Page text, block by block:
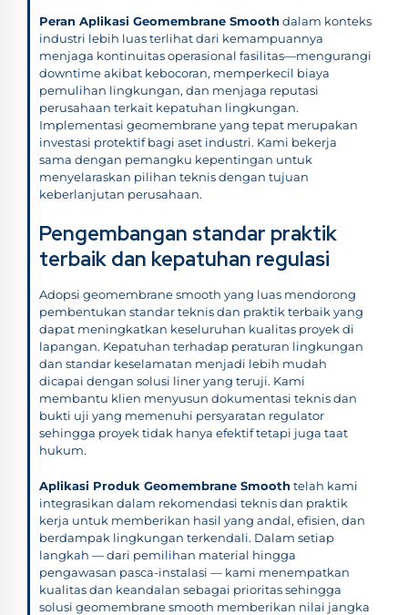
Peran Aplikasi Geomembrane Smoothdalam konteks
industri lebih luas terlihat dari kemampuannya
menjaga kontinuitas operasional fasilitas—mengurangi
downtime akibat kebocoran, memperkecil biaya
pemulihan lingkungan, dan menjaga reputasi
perusahaan terkait kepatuhan lingkungan.
Implementasi geomembrane yang tepat merupakan
investasi protektif bagi aset industri. Kami bekerja
sama dengan pemangku kepentingan untuk
menyelaraskan pilihan teknis dengan tujuan
keberlanjutan perusahaan.
Pengembangan standar praktik
terbaik dan kepatuhan regulasi
Adopsi geomembrane smooth yang luas mendorong
pembentukan standar teknis dan praktik terbaik yang
dapat meningkatkan keseluruhan kualitas proyek di
lapangan. Kepatuhan terhadap peraturan lingkungan
dan standar keselamatan menjadi lebih mudah
dicapai dengan solusi liner yang teruji. Kami
membantu klien menyusun dokumentasi teknis dan
bukti uji yang memenuhi persyaratan regulator
sehingga proyek tidak hanya efektif tetapi juga taat
hukum.
Aplikasi Produk Geomembrane Smoothtelah kami
integrasikan dalam rekomendasi teknis dan praktik
kerja untuk memberikan hasil yang andal, efisien, dan
berdampak lingkungan terkendali. Dalam setiap
langkah — dari pemilihan material hingga
pengawasan pasca-instalasi — kami menempatkan
kualitas dan keandalan sebagai prioritas sehingga
solusi geomembrane smooth memberikan nilai jangka